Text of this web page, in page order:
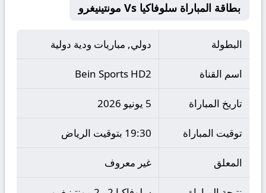
بطاقة المباراة سلوفاكيا Vs مونتينيغرو
البطولة دولي, مباريات ودية دولية
اسم القناة Bein Sports HD2
تاريخ المباراة 5 يونيو 2026
توقيت المباراة 19:30 بتوقيت الرياض
المعلق غير معروف